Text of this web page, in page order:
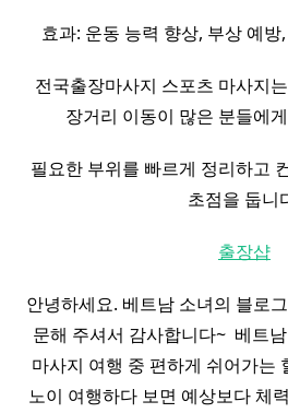
효과: 운동 능력 향상, 부상 예
전국출장마사지 스포츠 마사지
장거리 이동이 많은 분들에
필요한 부위를 빠르게 정리하고
초점을 둡니
출장샵
안녕하세요. 베트남 소녀의 블로
문해 주셔서 감사합니다~ ​ 베트
마사지 여행 중 편하게 쉬어가는
노이 여행하다 보면 예상보다 체